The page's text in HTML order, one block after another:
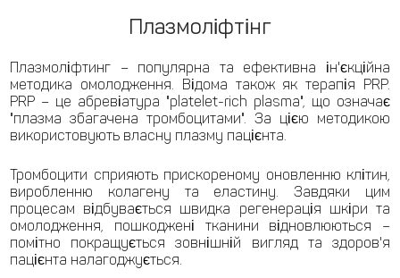
Плазмоліфтінг
Плазмоліфтинг – популярна та ефективна ін'єкційна
методика омолодження. Відома також як терапія PRP.
PRP – це абревіатура "platelet-rich plasma", що означає
"плазма збагачена тромбоцитами". За цією методикою
використовують власну плазму пацієнта.
Тромбоцити сприяють прискореному оновленню клітин,
виробленню колагену та еластину. Завдяки цим
процесам відбувається швидка регенерація шкіри та
омолодження, пошкоджені тканини відновлюються –
помітно покращується зовнішній вигляд та здоров'я
пацієнта налагоджується.